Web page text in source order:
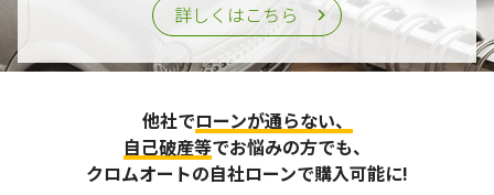
詳しくはこちら
他社でローンが通らない、
自己破産等でお悩みの方でも、
クロムオートの自社ローンで購入可能に!